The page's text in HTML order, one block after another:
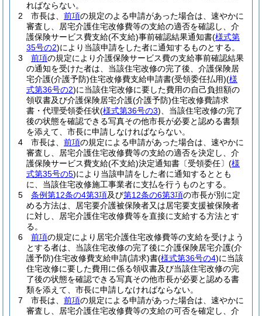
ればならない。
2
市長は、 前項の規定のよる申請があった場合は、速やかに
審査し、居宅介護住宅改修費等の支給の適否を確認し、介
護保険サービス費支給(不支給)事前確認結果通知書(様式第
35号の2)により当該申請をした者に通知するものとする。
3
前項の規定により介護保険サービス費の支給事前確認結果
の通知を受けた者は、当該住宅改修の完了後、介護保険居
宅介護(介護予防)住宅改修費支給申請書(受領委任払用)(様
式第36号の2)に当該住宅改修に要した費用の自己負担額の
領収書及び介護保険居宅介護(介護予防)住宅改修費請求
書・代理受領委任状(様式第36号の3) 、当該住宅改修の完了
後の状態を確認できる写真その他市長が必要と認める書類
を添えて、市長に申請しなければならない。
4
市長は、 前項の規定による申請があった場合は、速やかに
審査し、居宅介護住宅改修費等の支給の適否を決定し、介
護保険サービス費支給(不支給)決定通知書〔受領委任〕 (様
式第35号の5)により当該申請をした者に通知するととも
に、当該住宅改修施工事業者に支払を行うものとする。
5
条例第12条の4第3項及び第12条の6第3項の市長が別に定
める方法は、居宅要介護被保険者又は居宅要支援被保険者
に対し、居宅介護住宅改修費等を直接に支給する方法とす
る。
6
前項の規定により居宅介護住宅改修費等の支給を受けよう
とする者は、当該住宅改修の完了後に介護保険居宅介護(介
護予防)住宅改修費支給申請(請求)書(様式第36号の4)に当該
住宅改修に要した費用に係る領収書及び当該住宅改修の完
了後の状態を確認できる写真その他市長が必要と認める書
類を添えて、市長に申請しなければならない。
7
市長は、 前項の規定による申請があった場合は、速やかに
審査し、居宅介護住宅改修費等の支給の可否を確定し、介